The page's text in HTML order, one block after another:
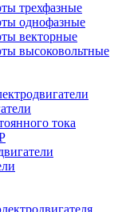
трехфазные
однофазные
векторные
высоковольтные
тока